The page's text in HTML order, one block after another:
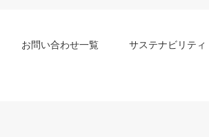
お問い合わせ一覧 サステナビリティ